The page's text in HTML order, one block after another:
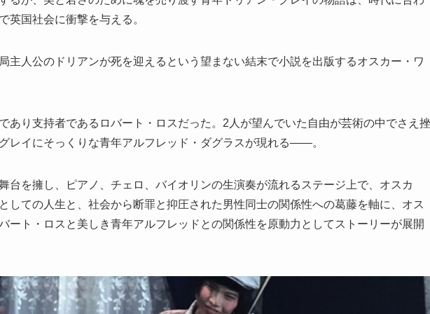
英国社会に衝撃を与える。
主人公のドリアンが死を迎えるという望まない結末で小説を出版するオスカー・ワ
あり支持者であるロバート・ロスだった。2人が望んでいた自由が芸術の中でさえ挫
レイにそっくりな青年アルフレッド・ダグラスが現れる――。
台を擁し、ピアノ、チェロ、バイオリンの生演奏が流れるステージ上で、オスカ
しての人生と、社会から断罪と抑圧された男性同士の関係性への葛藤を軸に、オス
ート・ロスと美しき青年アルフレッドとの関係性を原動力としてストーリーが展開